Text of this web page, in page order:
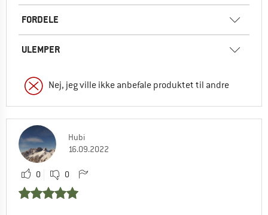
FORDELE
ULEMPER
Nej, jeg ville ikke anbefale produktet til andre
Hubi
16.09.2022
0 0